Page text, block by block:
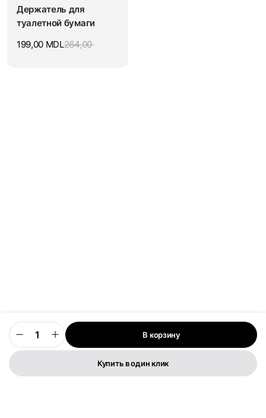
В корзину
Купить в один клик
Держатель для
туалетной бумаги
264,00
199,00 MDL